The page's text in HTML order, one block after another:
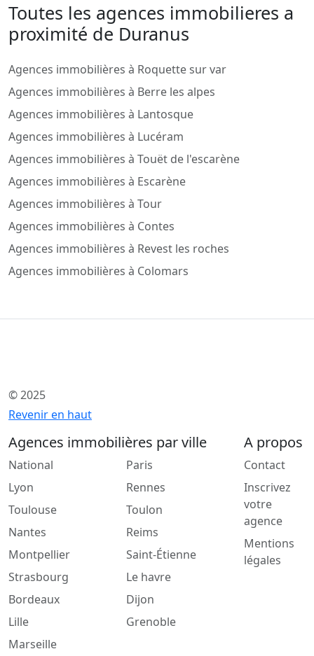
Toutes les agences immobilieres a
proximité de Duranus
Agences immobilières à Roquette sur var
Agences immobilières à Berre les alpes
Agences immobilières à Lantosque
Agences immobilières à Lucéram
Agences immobilières à Touët de l'escarène
Agences immobilières à Escarène
Agences immobilières à Tour
Agences immobilières à Contes
Agences immobilières à Revest les roches
Agences immobilières à Colomars
© 2025
Revenir en haut
Agences immobilières par ville
National
Lyon
Toulouse
Nantes
Montpellier
Strasbourg
Bordeaux
Lille
Marseille
Paris
Rennes
Toulon
Reims
Saint-Étienne
Le havre
Dijon
Grenoble
A propos
Contact
Inscrivez
votre
agence
Mentions
légales